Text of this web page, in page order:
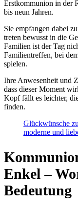
Erstkommunion in der
bis neun Jahren.
Sie empfangen dabei
treten bewusst in die
Familien ist der Tag
Familientreffen, bei
spielen.
Ihre Anwesenheit und
dass dieser Moment
Kopf fällt es leichter,
finden.
Glückwünsche
moderne und
Enkel –
Bedeutung